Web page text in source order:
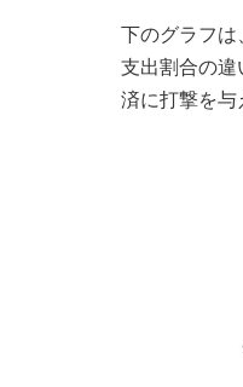
下のグラフは
支出割合の違
済に打撃を与